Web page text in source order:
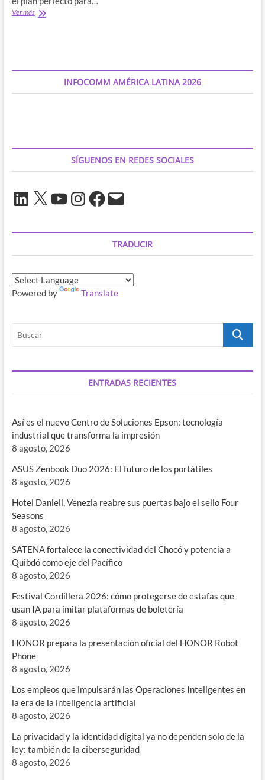
Ver másVive
sobre
INFOCOMM AMÉRICA LATINA 2026
SÍGUENOS EN REDES SOCIALES
LinkedIn
X YouTubeInstagramFacebook
Correo
electrónico
TRADUCIR
Powered by Translate
Buscar
ENTRADAS RECIENTES
Así es el nuevo Centro de Soluciones Epson: tecnología
industrial que transforma la impresión
8 agosto, 2026
ASUS Zenbook Duo 2026: El futuro de los portátiles
8 agosto, 2026
Hotel Danieli, Venezia reabre sus puertas bajo el sello Four
Seasons
8 agosto, 2026
SATENA fortalece la conectividad del Chocó y potencia a
Quibdó como eje del Pacífico
8 agosto, 2026
Festival Cordillera 2026: cómo protegerse de estafas que
usan IA para imitar plataformas de boletería
8 agosto, 2026
HONOR prepara la presentación oficial del HONOR Robot
Phone
8 agosto, 2026
Los empleos que impulsarán las Operaciones Inteligentes en
la era de la inteligencia artificial
8 agosto, 2026
La privacidad y la identidad digital ya no dependen solo de la
ley: también de la ciberseguridad
8 agosto, 2026